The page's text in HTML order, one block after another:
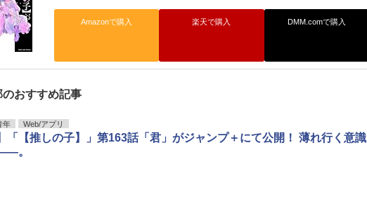
Amazonで購入 楽天で購入 DMM.comで購入
のおすすめ記事
年 Web/アプリ
「【推しの子】」第163話「君」がジャンプ＋にて公開！ 薄れ行く意識
。